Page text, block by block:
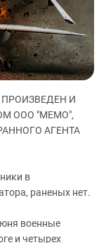
ЧЕЧНЕ
АКТИВИСТОВ
ПРОТЕСТЫ
И
ООО "МЕМО",
АГЕНТА
в
раненых нет.
военные
и четырех